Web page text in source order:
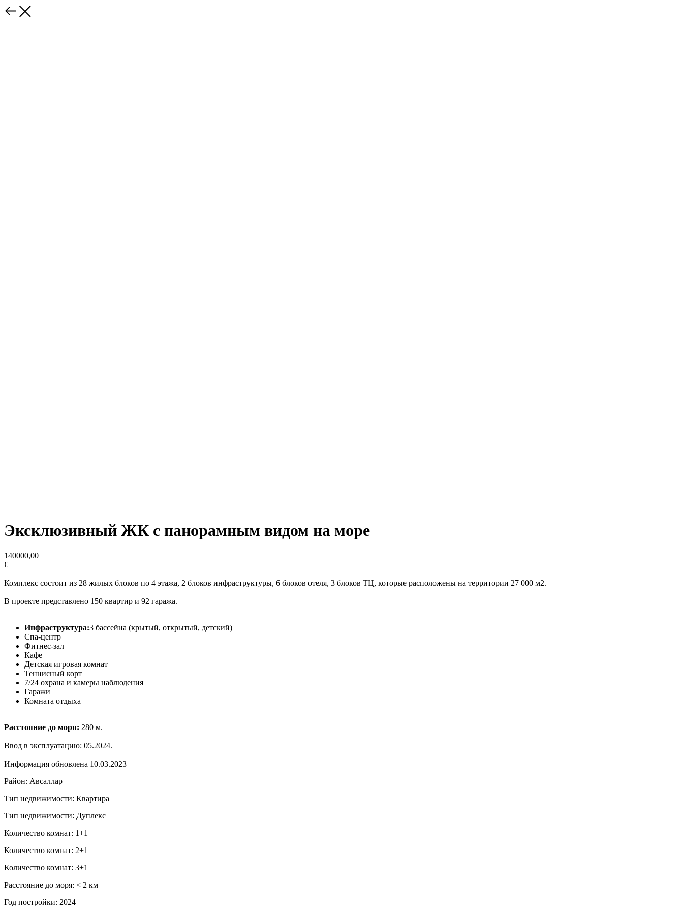
Эксклюзивный ЖК с панорамным видом на море
140000,00
€
Комплекс состоит из 28 жилых блоков по 4 этажа, 2 блоков инфраструктуры, 6 блоков отеля, 3 блоков ТЦ, которые расположены на территории 27 000 м2.
В проекте представлено 150 квартир и 92 гаража.
Инфраструктура:3 бассейна (крытый, открытый, детский)
Спа-центр
Фитнес-зал
Кафе
Детская игровая комнат
Теннисный корт
7/24 охрана и камеры наблюдения
Гаражи
Комната отдыха
Расстояние до моря: 280 м.
Ввод в эксплуатацию: 05.2024.
Информация обновлена 10.03.2023
Район: Авсаллар
Тип недвижимости: Квартира
Тип недвижимости: Дуплекс
Количество комнат: 1+1
Количество комнат: 2+1
Количество комнат: 3+1
Расстояние до моря: ˂ 2 км
Год постройки: 2024